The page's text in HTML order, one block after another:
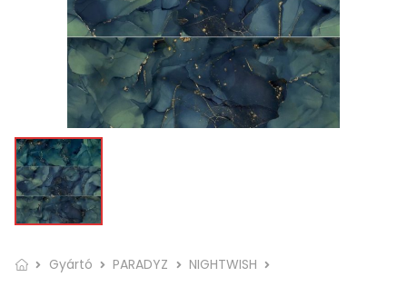
Gyártó PARADYZ
NIGHTWISH